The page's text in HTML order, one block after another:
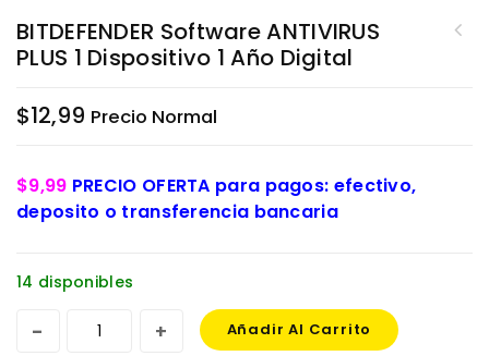
BITDEFENDER Software ANTIVIRUS
PLUS 1 Dispositivo 1 Año Digital
$12,99 Precio Normal
$9,99 PRECIO OFERTA para pagos: efectivo,
deposito o transferencia bancaria
14 disponibles
Añadir Al Carrito